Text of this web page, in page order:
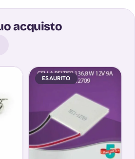
acquisto
ESAURITO